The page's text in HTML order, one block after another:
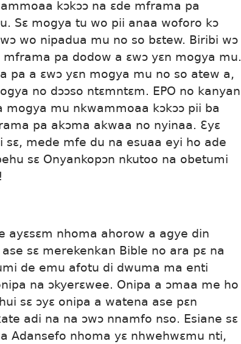
kɔkɔɔ na ɛde mframa pa
Sɛ mogya tu wo pii anaa woforo kɔ
wo nipadua mu no so bɛtew. Biribi wɔ
pa dodow a ɛwɔ yɛn mogya mu.
pa a ɛwɔ yɛn mogya mu no so atew a,
no dɔɔso ntɛmntɛm. EPO no kanyan
mu nkwammoaa kɔkɔɔ pii ba
pa akɔma akwaa no nyinaa. Ɛyɛ
sɛ, mede mfe du na esuaa eyi ho ade
sɛ Onyankopɔn nkutoo na obetumi
ayɛsɛm nhoma ahorow a agye din
sɛ merekenkan Bible no ara pɛ na
de emu afotu di dwuma ma enti
na ɔkyerɛwee. Onipa a ɔmaa me ho
sɛ ɔyɛ onipa a watena ase pɛn
adi na na ɔwɔ nnamfo nso. Esiane sɛ
Adansefo nhoma yɛ nhwehwɛmu nti,